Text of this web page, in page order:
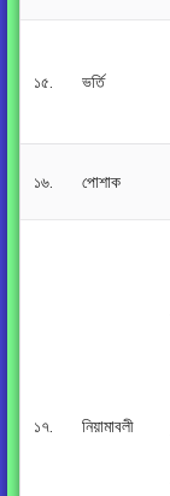
১৫. ভর্তি
১৬. পোশাক
১৭. নিয়ামাবলী